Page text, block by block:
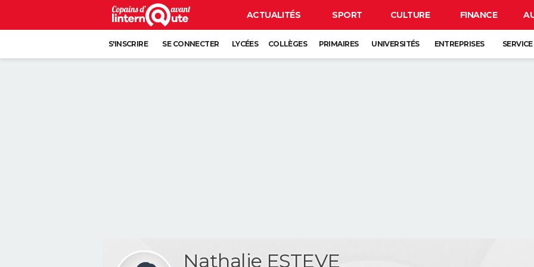
ACTUALITÉS SPORT CULTURE FINANCE
S'INSCRIRE SE CONNECTER LYCÉES COLLÈGES PRIMAIRES UNIVERSITÉS ENTREPRISES
Nathalie ESTEVE